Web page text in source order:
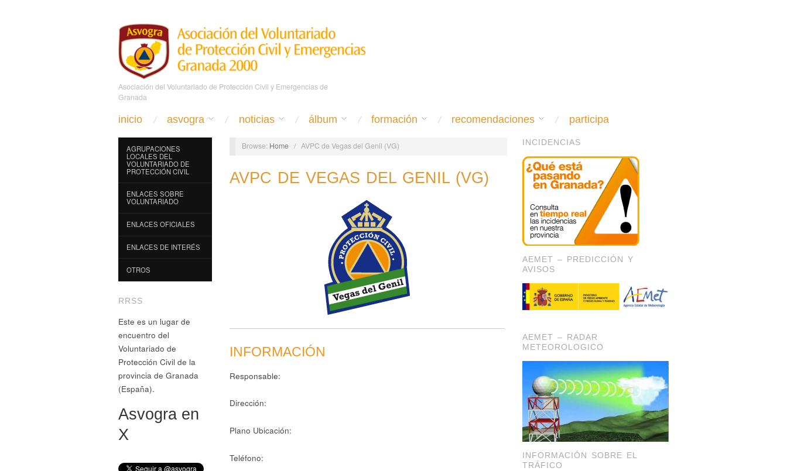
Asociación del Voluntariado de Protección Civil y Emergencias de
Granada
inicio asvogra noticias álbum formación recomendaciones participa
AGRUPACIONES
LOCALES DEL
VOLUNTARIADO DE
PROTECCIÓN CIVIL
ENLACES SOBRE
VOLUNTARIADO
ENLACES OFICIALES
ENLACES DE INTERÉS
OTROS
RRSS
Este es un lugar de
encuentro del
Voluntariado de
Protección Civil de la
provincia de Granada
(España).
Asvogra en
X
Browse: Home / AVPC de Vegas del Genil (VG)
AVPC DE VEGAS DEL GENIL (VG)
INFORMACIÓN
Responsable:
Dirección:
Plano Ubicación:
Teléfono:
INCIDENCIAS
AEMET – PREDICCIÓN Y
AVISOS
AEMET – RADAR
METEOROLOGICO
INFORMACIÓN SOBRE EL
TRÁFICO